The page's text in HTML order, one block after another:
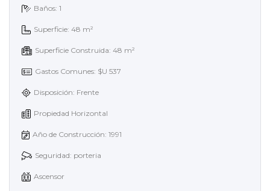
Baños: 1
Superficie: 48 m²
Superficie Construida: 48 m²
Gastos Comunes: $U 537
Disposición: Frente
Propiedad Horizontal
Año de Construcción: 1991
Seguridad: porteria
Ascensor